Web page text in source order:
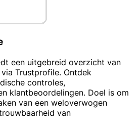
een uitgebreid overzicht van
Trustprofile. Ontdek
controles,
klantbeoordelingen. Doel is om
van een weloverwogen
van